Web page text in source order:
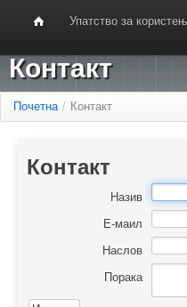
Упатство за
Контакт
Почетна / Контакт
Контакт
Назив
Е-маил
Наслов
Порака